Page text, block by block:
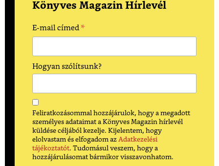
Könyves Magazin Hírlevél
E-mail címed*
Hogyan szólítsunk?
Feliratkozásommal hozzájárulok, hogy a megadott
személyes adataimat a Könyves Magazin hírlevél
küldése céljából kezelje. Kijelentem, hogy
elolvastam és elfogadom az Adatkezelési
tájékoztatót. Tudomásul veszem, hogy a
hozzájárulásomat bármikor visszavonhatom.